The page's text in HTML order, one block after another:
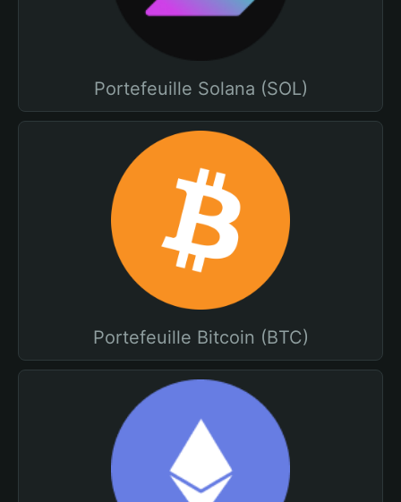
Portefeuille Solana (SOL)
Portefeuille Bitcoin (BTC)